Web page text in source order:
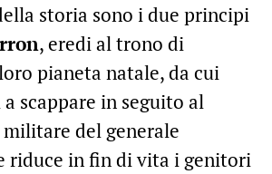
storia sono i due principi
, eredi al trono di
pianeta natale, da cui
scappare in seguito al
del generale
riduce in fin di vita i genitori